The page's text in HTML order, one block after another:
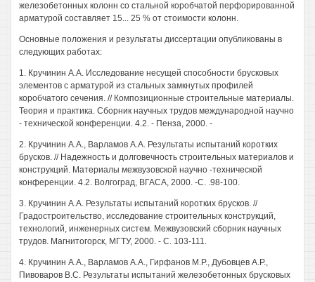
железобетонных колонн со стальной коробчатой перфорированной
арматурой составляет 15... 25 % от стоимости колонн.
Основные положения и результаты диссертации опубликованы в
следующих работах:
1. Кручинин A.A. Исследование несущей способности брусковых
элементов с арматурой из стальных замкнутых профилей
коробчатого сечения. // Композиционные строительные материалы.
Теория и практика. Сборник научных трудов международной научно
- технической конференции. 4.2. - Пенза, 2000. -
2. Кручинин A.A., Варламов A.A. Результаты испытаний коротких
брусков. // Надежность и долговечность строительных материалов и
конструкций. Материалы межвузовской научно -технической
конференции. 4.2. Волгоград, ВГАСА, 2000. -С. .98-100.
3. Кручинин A.A. Результаты испытаний коротких брусков. //
Градостроительство, исследование строительных конструкций,
технологий, инженерных систем. Межвузовский сборник научных
трудов. Магнитогорск, МГТУ, 2000. - С. 103-111.
4. Кручинин A.A., Варламов A.A., Гирфанов М.Р., Дубовцев А.Р.,
Пивоваров B.C. Результаты испытаний железобетонных брусковых